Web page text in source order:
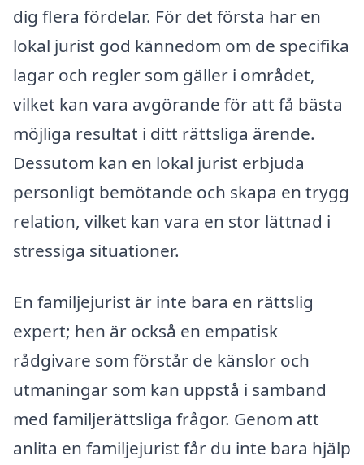
dig flera fördelar. För det första har en
lokal jurist god kännedom om de specifika
lagar och regler som gäller i området,
vilket kan vara avgörande för att få bästa
möjliga resultat i ditt rättsliga ärende.
Dessutom kan en lokal jurist erbjuda
personligt bemötande och skapa en trygg
relation, vilket kan vara en stor lättnad i
stressiga situationer.
En familjejurist är inte bara en rättslig
expert; hen är också en empatisk
rådgivare som förstår de känslor och
utmaningar som kan uppstå i samband
med familjerättsliga frågor. Genom att
anlita en familjejurist får du inte bara hjälp